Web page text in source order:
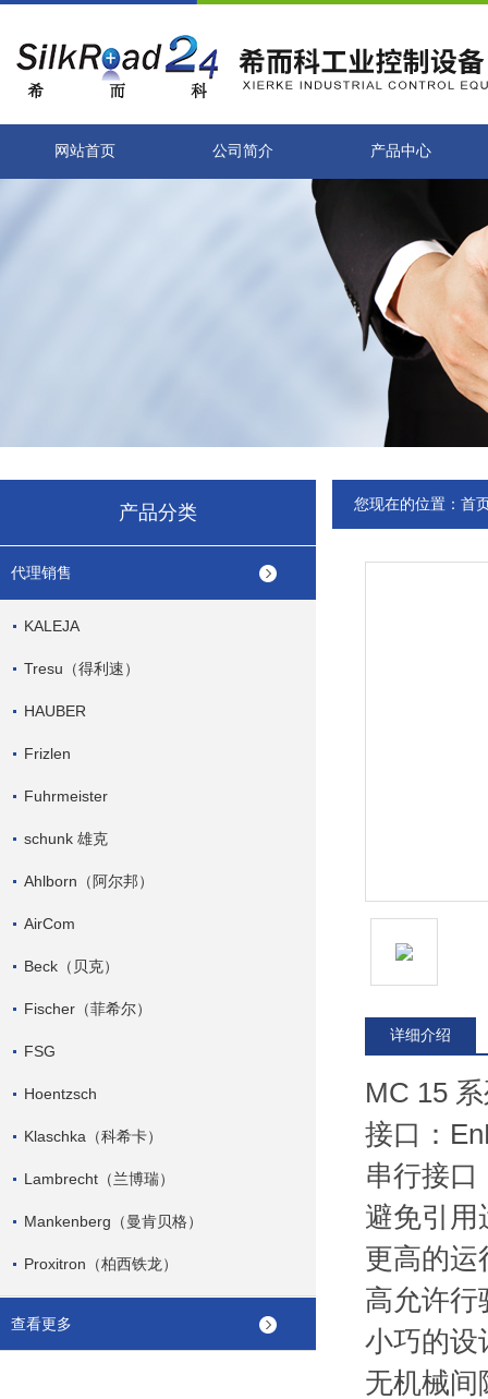
网站首页 公司简介 产品中心
产品分类
代理销售
KALEJA
Tresu（得利速）
HAUBER
Frizlen
Fuhrmeister
schunk 雄克
Ahlborn（阿尔邦）
AirCom
Beck（贝克）
Fischer（菲希尔）
FSG
Hoentzsch
Klaschka（科希卡）
Lambrecht（兰博瑞）
Mankenberg（曼肯贝格）
Proxitron（柏西铁龙）
查看更多
您现在的位置： 首
详细介绍
MC 15
接口：
串行接口
避免引用
更高的运
高允许行
小巧的设
无机械间